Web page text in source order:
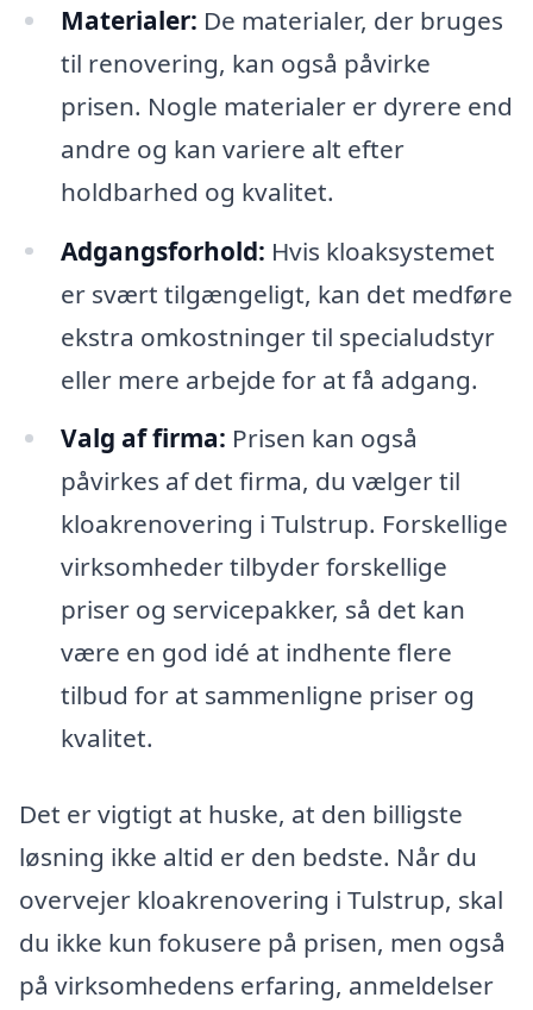
Materialer: De materialer, der bruges
til renovering, kan også påvirke
prisen. Nogle materialer er dyrere end
andre og kan variere alt efter
holdbarhed og kvalitet.
Adgangsforhold: Hvis kloaksystemet
er svært tilgængeligt, kan det medføre
ekstra omkostninger til specialudstyr
eller mere arbejde for at få adgang.
Valg af firma: Prisen kan også
påvirkes af det firma, du vælger til
kloakrenovering i Tulstrup. Forskellige
virksomheder tilbyder forskellige
priser og servicepakker, så det kan
være en god idé at indhente flere
tilbud for at sammenligne priser og
kvalitet.
Det er vigtigt at huske, at den billigste
løsning ikke altid er den bedste. Når du
overvejer kloakrenovering i Tulstrup, skal
du ikke kun fokusere på prisen, men også
på virksomhedens erfaring, anmeldelser